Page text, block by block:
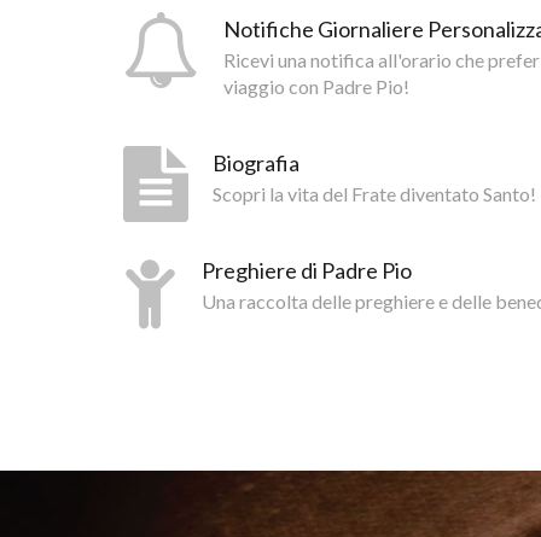
Notifiche Giornaliere
Ricevi una notifica all'orario che
viaggio con Padre Pio!
Biografia
Scopri la vita del Frate diventato Santo!
Preghiere di Padre Pio
Una raccolta delle preghiere e delle